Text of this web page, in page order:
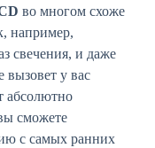
во многом схоже
например,
свечения, и даже
вызовет у вас
абсолютно
сможете
с самых ранних